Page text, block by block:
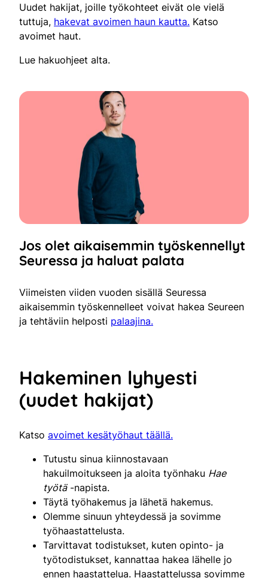
Uudet hakijat, joille työkohteet eivät ole vielä
tuttuja, hakevat avoimen haun kautta. Katso
avoimet haut.
Lue hakuohjeet alta.
Jos olet aikaisemmin työskennellyt
Seuressa ja haluat palata
Viimeisten viiden vuoden sisällä Seuressa
aikaisemmin työskennelleet voivat hakea Seureen
ja tehtäviin helposti palaajina.
Hakeminen lyhyesti
(uudet hakijat)
Katso avoimet kesätyöhaut täällä.
Tutustu sinua kiinnostavaan
hakuilmoitukseen ja aloita työnhaku Hae
työtä-napista.
Täytä työhakemus ja lähetä hakemus.
Olemme sinuun yhteydessä ja sovimme
työhaastattelusta.
Tarvittavat todistukset, kuten opinto- ja
työtodistukset, kannattaa hakea lähelle jo
ennen haastattelua. Haastattelussa sovimme